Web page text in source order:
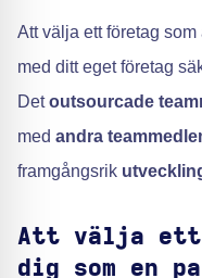
Att välja ett företag
med ditt eget företag
Detoutsourcade
med andra
framgångsrik
Att välja ett
dig som en